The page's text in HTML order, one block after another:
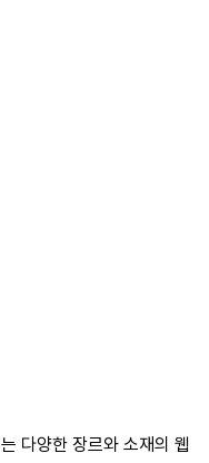
다양한 장르와 소재의 웹